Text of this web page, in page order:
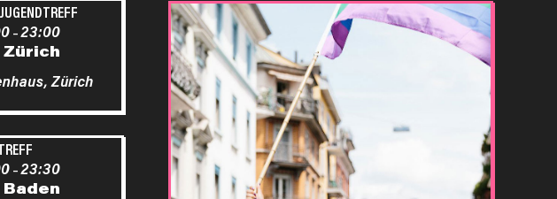
JUGENDTREFF
Zürich
–23:00
Zürich
–23:30